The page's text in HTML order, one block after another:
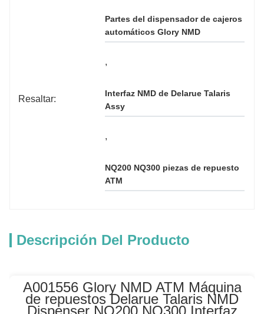
Resaltar:
Partes del dispensador de cajeros
automáticos Glory NMD
,
Interfaz NMD de Delarue Talaris
Assy
,
NQ200 NQ300 piezas de repuesto
ATM
Descripción Del Producto
A001556 Glory NMD ATM Máquina
de repuestos Delarue Talaris NMD
Dispenser NQ200 NQ300 Interfaz